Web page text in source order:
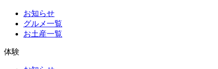
お知らせ
グルメ一覧
お土産一覧
体験